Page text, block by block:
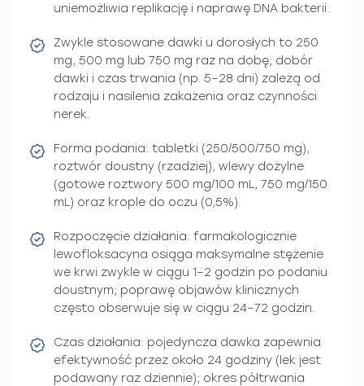
uniemożliwia replikację i naprawę DNA bakterii.
Zwykle stosowane dawki u dorosłych to 250
mg, 500 mg lub 750 mg raz na dobę; dobór
dawki i czas trwania (np. 5–28 dni) zależą od
rodzaju i nasilenia zakażenia oraz czynności
nerek.
Forma podania: tabletki (250/500/750 mg),
roztwór doustny (rzadziej), wlewy dożylne
(gotowe roztwory 500 mg/100 mL, 750 mg/150
mL) oraz krople do oczu (0,5%).
Rozpoczęcie działania: farmakologicznie
lewofloksacyna osiąga maksymalne stężenie
we krwi zwykle w ciągu 1–2 godzin po podaniu
doustnym; poprawę objawów klinicznych
często obserwuje się w ciągu 24–72 godzin.
Czas działania: pojedyncza dawka zapewnia
efektywność przez około 24 godziny (lek jest
podawany raz dziennie); okres półtrwania